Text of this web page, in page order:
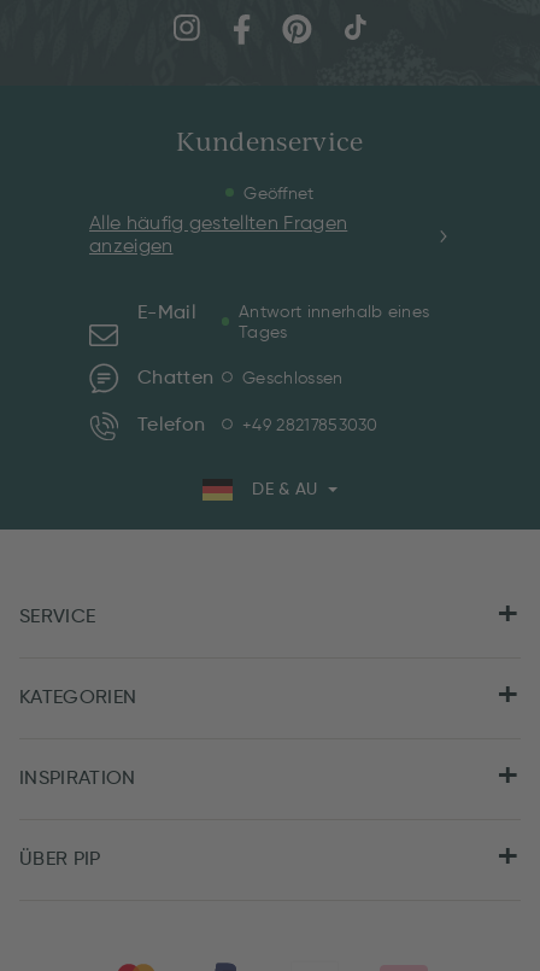
Kundenservice
Geöffnet
Alle häufig gestellten Fragen
anzeigen
E-Mail
Antwort innerhalb eines
Tages
Chatten Geschlossen
Telefon +49 28217853030
DE & AU
SERVICE
KATEGORIEN
INSPIRATION
ÜBER PIP